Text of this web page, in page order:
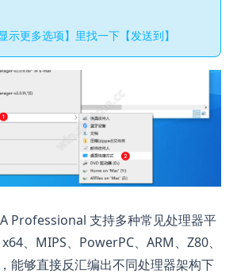
更多选项】里找一下【发送到】
Professional 支持多种常见处理器平
、MIPS、PowerPC、ARM、Z80、
能够直接反汇编出不同处理器架构下